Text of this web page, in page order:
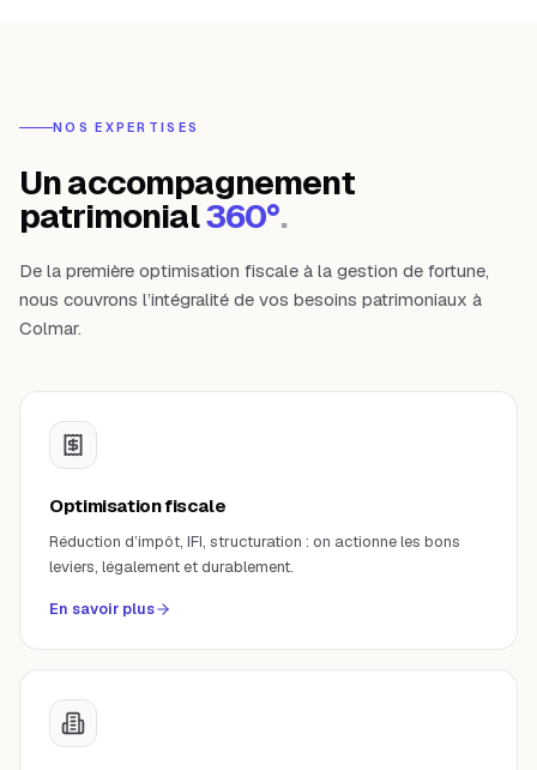
NOS EXPERTISES
Un accompagnement
patrimonial360°.
De la première optimisation fiscale à la gestion de fortune,
nous couvrons l’intégralité de vos besoins patrimoniaux à
Colmar.
Optimisation fiscale
Réduction d’impôt, IFI, structuration : on actionne les bons
leviers, légalement et durablement.
En savoir plus